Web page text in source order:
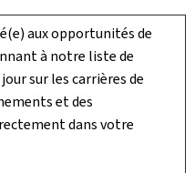
aux opportunités de
à notre liste de
sur les carrières de
et des
dans votre